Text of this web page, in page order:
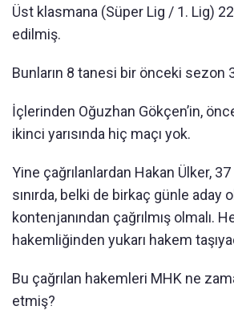
Üst klasmana (Süper Lig / 1. Lig)
edilmiş.
Bunların 8 tanesi bir önceki sezon
İçlerinden Oğuzhan Gökçen’in,
ikinci yarısında hiç maçı yok.
Yine çağrılanlardan Hakan Ülker, 37
sınırda, belki de birkaç günle aday
kontenjanından çağrılmış olmalı.
hakemliğinden yukarı hakem
Bu çağrılan hakemleri MHK ne
etmiş?